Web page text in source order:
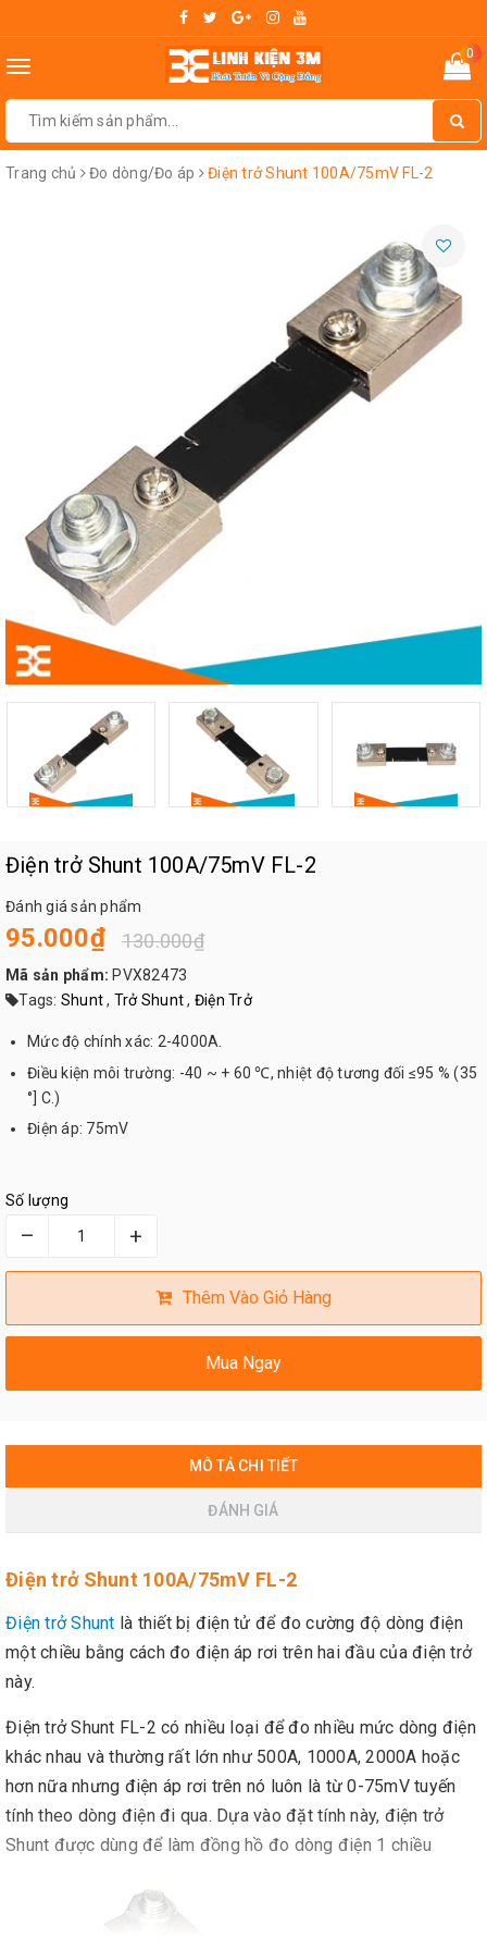
Toggle
0
Trang chủ Đo dòng/Đo áp Điện trở Shunt 100A/75mV FL-2
Điện trở Shunt 100A/75mV FL-2
Đánh giá sản phẩm
95.000₫ 130.000₫
Mã sản phẩm: PVX82473
Tags: Shunt , Trở Shunt , Điện Trở
Mức độ chính xác: 2-4000A.
Điều kiện môi trường: -40 ~ + 60 ℃, nhiệt độ tương đối ≤95 % (35
°] C.)
Điện áp: 75mV
Số lượng
– +
Thêm Vào Giỏ Hàng
Mua Ngay
MÔ TẢ CHI TIẾT
ĐÁNH GIÁ
Điện trở Shunt 100A/75mV FL-2
Điện trở Shunt là thiết bị điện tử để đo cường độ dòng điện
một chiều bằng cách đo điện áp rơi trên hai đầu của điện trở
này.
Điện trở Shunt FL-2 có nhiều loại để đo nhiều mức dòng điện
khác nhau và thường rất lớn như 500A, 1000A, 2000A hoặc
hơn nữa nhưng điện áp rơi trên nó luôn là từ 0-75mV tuyến
tính theo dòng điện đi qua. Dựa vào đặt tính này, điện trở
Shunt được dùng để làm đồng hồ đo dòng điện 1 chiều